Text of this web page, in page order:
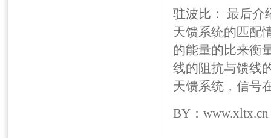
驻波比： 最后介
天馈系统的匹配
的能量的比来衡
线的阻抗与馈线
天馈系统，信号
BY：www.xltx.cn